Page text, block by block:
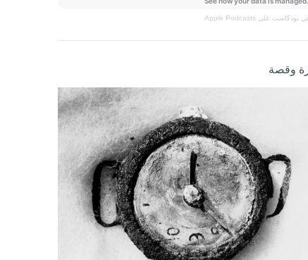
بودكاست على Apple Podcasts
وقصة